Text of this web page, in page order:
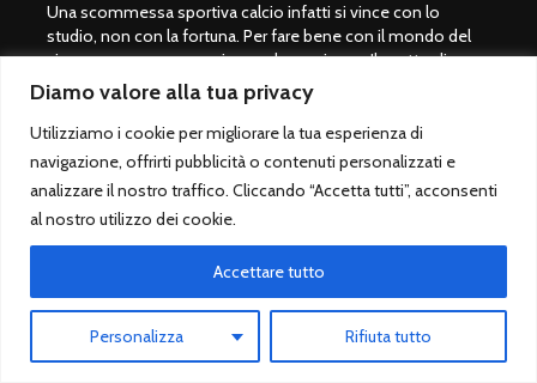
Diamo valore alla tua privacy
Utilizziamo i cookie per migliorare la tua esperienza di
navigazione, offrirti pubblicità o contenuti personalizzati e
analizzare il nostro traffico. Cliccando “Accetta tutti”, acconsenti
al nostro utilizzo dei cookie.
Personalizza Rifiuta tutto
Accettare tutto
Una scommessa sportiva calcio infatti si vince con lo
studio, non con la fortuna. Per fare bene con il mondo del
gioco servono preparazione ed esperienza. Il motto di
Giulio Giorgetti è "Prima di scommettere, bisogna imparare a
" per questo motivo si consiglia per tutti coloro che
amano il mondo dei pronostici calcio di acquistare il libro
QSC.
Non utilizziamo social, siamo solo su questo sito. Buon
divertimento con QuoteScommesseCalcio.com.
Giocare con moderazione
Le scommesse sportive sono vietate ai minori di 18 anni.
Giocare solo su siti legali autorizzati dallo Stato italiano